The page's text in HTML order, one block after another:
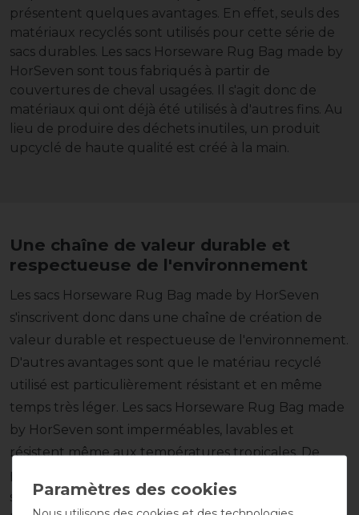
présentent quelques avantages. En effet, seuls des
matériaux recyclés sont utilisés pour cette série de
sacs durables. Les sacs Horseware Rug Bag made by
HorSeven sont tous fabriqués à partir de
couvertures de cheval usagées. Il s'agit donc de
matériaux qui ont déjà été utilisés à d'autres fins. Au
lieu de produire des déchets inutiles, un produit
upcyclé de haute qualité est créé à la main.
Une chaîne de valeur durable et
respectueuse de l'environnement
Les sacs Horseware Rug Bag made by HorSeven
s'inscrivent donc dans une chaîne de création de
valeur durable et respectueuse de l'environnement.
D'autres avantages sont que le matériau recyclé
utilisé est particulièrement résistant et en même
temps très léger. Les sacs Horseware Rug Bag made
by HorSeven sont imperméables, lavables et
résistent même aux températures tropicales. De
plus, le matériau se plie de manière compacte, de
sorte que le sac pliable se glisse dans tous les